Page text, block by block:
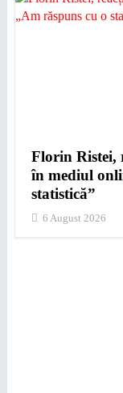
Florin Ristei,
în mediul
statistică”
6 August 2026